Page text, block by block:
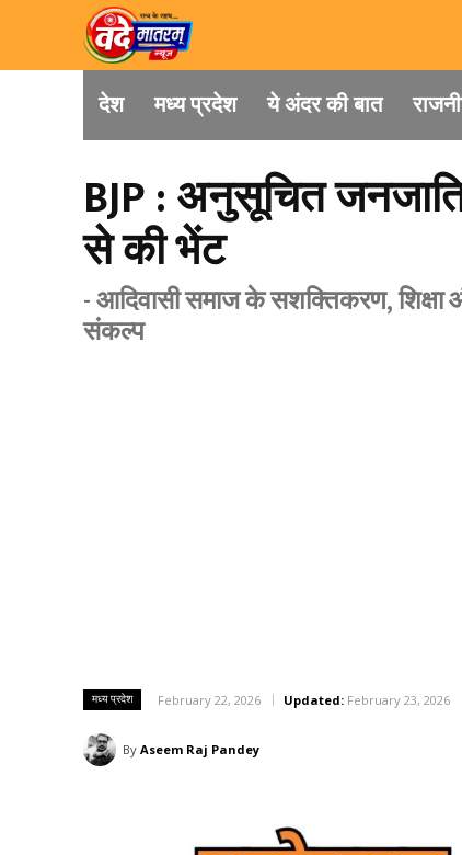
देश मध्य प्रदेश ये अंदर की बात
BJP : अनुसूचित
से की भेंट
- आदिवासी समाज के सशक्तिकरण, शिक्षा
संकल्प
मध्य प्रदेश February 22, 2026 Updated: February 23, 2026
By Aseem Raj Pandey